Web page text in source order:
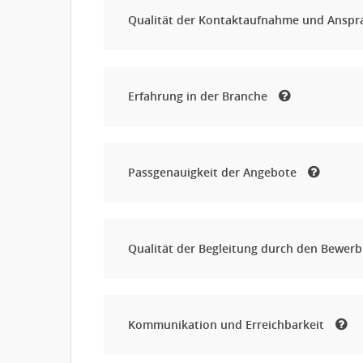
Qualität der Kontaktaufnahme und
Erfahrung in der Branche
Passgenauigkeit der Angebote
Qualität der Begleitung durch den
Kommunikation und Erreichbarkeit